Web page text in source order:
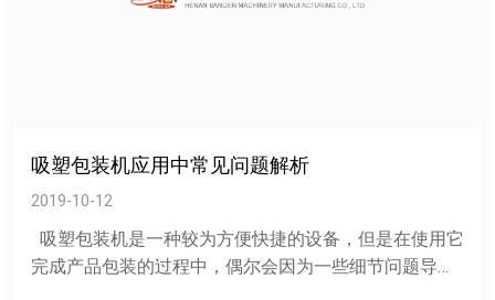
吸塑包装机应用中常见问题解析
2019-10-12
吸塑包装机是一种较为方便快捷的设备，但是在使用它
完成产品包装的过程中，偶尔会因为一些细节问题导致